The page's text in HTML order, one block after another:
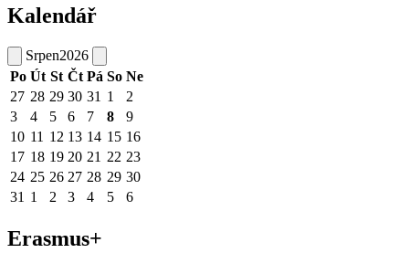
Kalendář
Srpen2026
Po Út St Čt Pá So Ne
27 28 29 30 31 1
2
3
4 5 6 7 8
9
10 11 12 13 14 15 16
17 18 19 20 21 22 23
24 25 26 27 28 29 30
31 1 2 3 4 5 6
Erasmus+